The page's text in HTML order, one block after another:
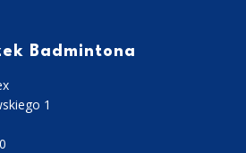
Badmintona
1